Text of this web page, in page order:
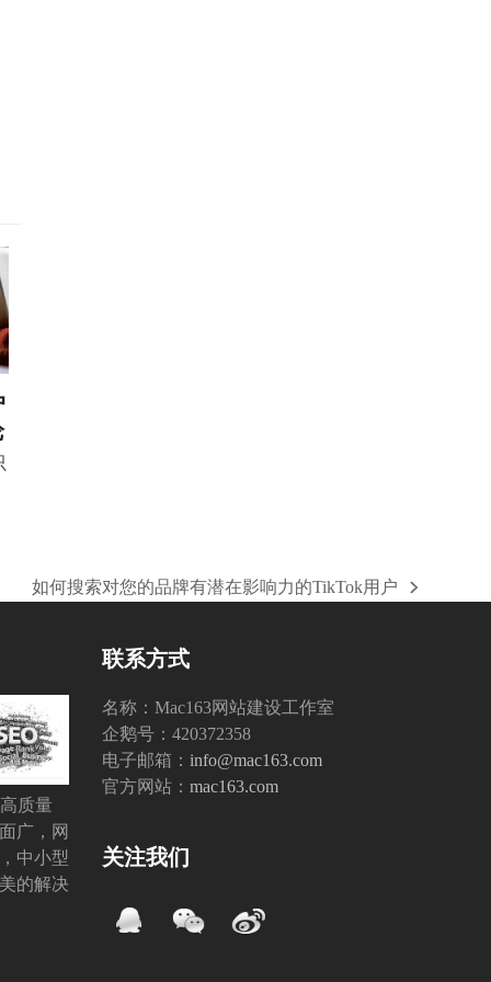
下
章:
如何搜索对您的品牌有潜在影响力的TikTok用户
质量
广，网
中小型
的解决
联系方式
名称：Mac163网站建设工作室
企鹅号：420372358
电子邮箱：info@mac163.com
官方网站：mac163.com
关注我们